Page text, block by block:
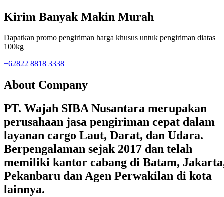
Kirim Banyak Makin Murah
Dapatkan promo pengiriman harga khusus untuk pengiriman diatas
100kg
+62822 8818 3338
About Company
PT. Wajah SIBA Nusantara merupakan
perusahaan jasa pengiriman cepat dalam
layanan cargo Laut, Darat, dan Udara.
Berpengalaman sejak 2017 dan telah
memiliki kantor cabang di Batam,
Pekanbaru dan Agen Perwakilan di kota
lainnya.